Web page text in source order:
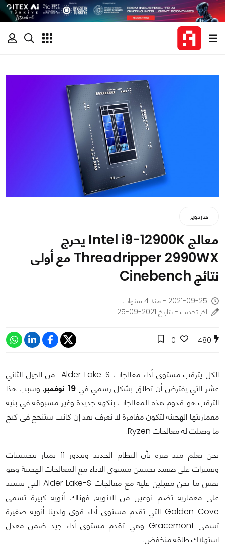
هاردوير
معالج Intel i9-12900K يحرج
Threadripper 2990WX مع أولى
نتائج Cinebench
2021-09-25 - منذ 4 سنوات
اخر تحديث - بتاريخ 2021-09-25
1480
0
الكل يترقب مستوى أداء معالجات Alder Lake-S من الجيل الثاني
عشر التي يفترض أن تطلق بشكل رسمي في
, وسبب هذا
الترقب هو قدوم هذه المعالجات بنكهة جديدة وغير مسبوقة في بنية
معماريتها الهجينة لتكون مغامرة لا نعرف بعد إن كانت ستنجح في كبح
ما وصلت له معالجات Ryzen.
نحن نعلم منذ فترة بأن النظام الجديد ويندوز 11 يمتاز بتحسينات
وتغييرات على صعيد تحسين مستوى الاداء مع المعالجات الهجينة وهو
نفس ما نحن مقبلين عليه مع معالجات Alder Lake-S التي تستند
على معمارية تضم نوعين من الانوية, فهناك أنوية كبيرة تسمى
Golden Cove التي تقدم مستوى أداء قوي ولدينا أنوية صغيرة
تسمى Gracemont وهي تقدم مستوى أداء جيد ضمن معدل
استهلاك طاقة منخفض.